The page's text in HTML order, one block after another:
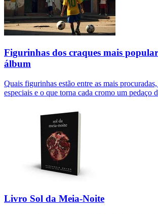
Figurinhas dos craques mais
álbum
Quais figurinhas estão entre as mais
especiais e o que torna cada cromo um pedaço
Livro Sol da Meia-Noite